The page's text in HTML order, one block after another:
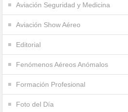
Aviación Seguridad y Medicina
Aviación Show Aéreo
Editorial
Fenómenos Aéreos Anómalos
Formación Profesional
Foto del Día